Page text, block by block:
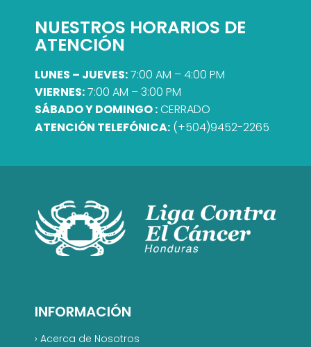
NUESTROS HORARIOS DE
ATENCIÓN
LUNES – JUEVES:7:00 AM – 4:00 PM
VIERNES:7:00 AM – 3:00 PM
SÁBADO Y DOMINGO :CERRADO
ATENCIÓN TELEFÓNICA: (+504)9452-2265
INFORMACIÓN
› Acerca de Nosotros